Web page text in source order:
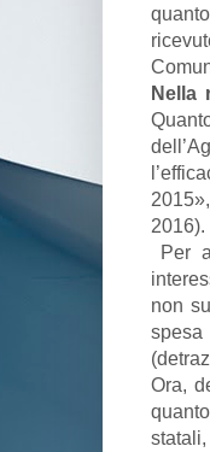
Nella
2016).
Per
non
Ora,